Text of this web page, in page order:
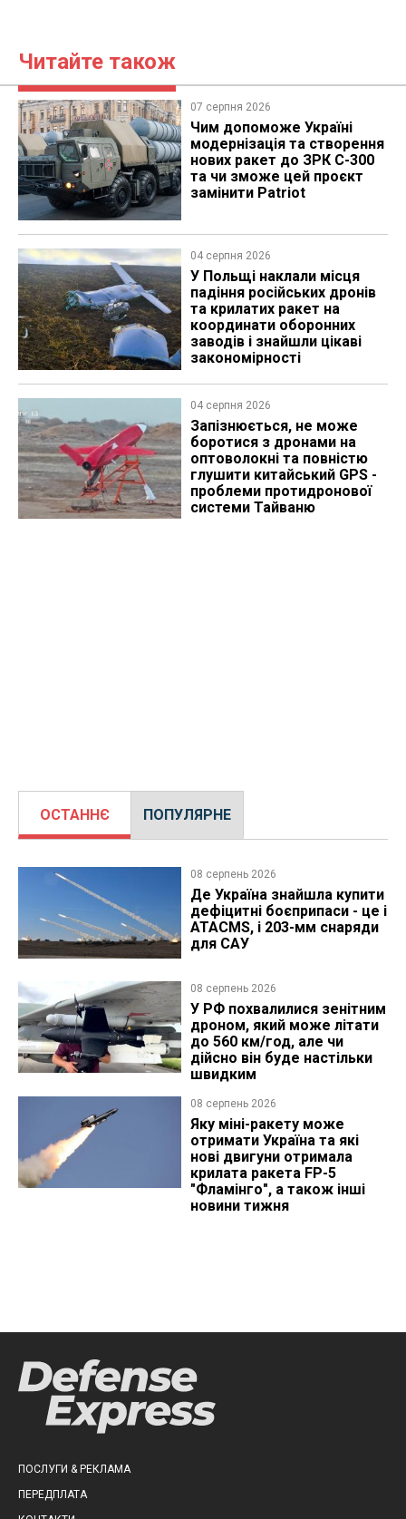
Читайте також
07 серпня 2026
Чим допоможе Україні
модернізація та створення
нових ракет до ЗРК С-300
та чи зможе цей проєкт
замінити Patriot
04 серпня 2026
У Польщі наклали місця
падіння російських дронів
та крилатих ракет на
координати оборонних
заводів і знайшли цікаві
закономірності
04 серпня 2026
Запізнюється, не може
боротися з дронами на
оптоволокні та повністю
глушити китайський GPS -
проблеми протидронової
системи Тайваню
ОСТАННЄ ПОПУЛЯРНЕ
08 серпень 2026
Де Україна знайшла купити
дефіцитні боєприпаси - це і
ATACMS, і 203-мм снаряди
для САУ
08 серпень 2026
У РФ похвалилися зенітним
дроном, який може літати
до 560 км/год, але чи
дійсно він буде настільки
швидким
08 серпень 2026
Яку міні-ракету може
отримати Україна та які
нові двигуни отримала
крилата ракета FP-5
"Фламінго", а також інші
новини тижня
ПОСЛУГИ & РЕКЛАМА
ПЕРЕДПЛАТА